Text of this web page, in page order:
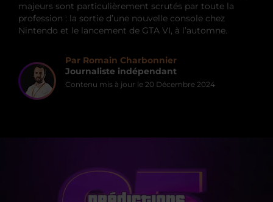
majeurs sont particulièrement scrutés par toute la
profession : la sortie d’une nouvelle console chez
Nintendo et le lancement de GTA VI, à l’automne.
Par Romain Charbonnier
Journaliste indépendant
Contenu mis à jour le 20 Décembre 2024